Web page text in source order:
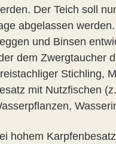
Der Teich soll
abgelassen
und Binsen
dem Zwergtaucher
Stichling,
mit Nutzfischen
hohem